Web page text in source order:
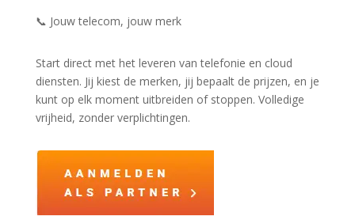
📞 Jouw telecom, jouw merk
Start direct met het leveren van telefonie en cloud
diensten. Jij kiest de merken, jij bepaalt de prijzen, en je
kunt op elk moment uitbreiden of stoppen. Volledige
vrijheid, zonder verplichtingen.